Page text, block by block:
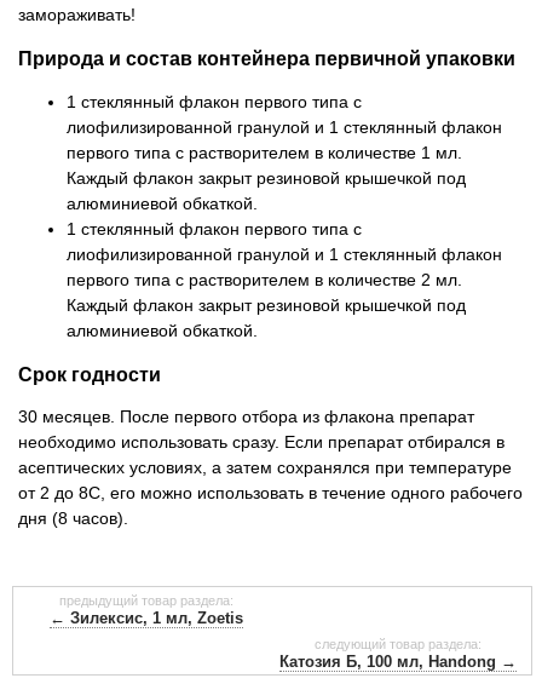
замораживать!
Природа и состав контейнера первичной упаковки
1 стеклянный флакон первого типа с
лиофилизированной гранулой и 1 стеклянный флакон
первого типа с растворителем в количестве 1 мл.
Каждый флакон закрыт резиновой крышечкой под
алюминиевой обкаткой.
1 стеклянный флакон первого типа с
лиофилизированной гранулой и 1 стеклянный флакон
первого типа с растворителем в количестве 2 мл.
Каждый флакон закрыт резиновой крышечкой под
алюминиевой обкаткой.
Срок годности
30 месяцев. После первого отбора из флакона препарат
необходимо использовать сразу. Если препарат отбирался в
асептических условиях, а затем сохранялся при температуре
от 2 до 8C, его можно использовать в течение одного рабочего
дня (8 часов).
предыдущий товар раздела:
← Зилексис, 1 мл, Zoetis
следующий товар раздела:
Катозия Б, 100 мл, Handong →